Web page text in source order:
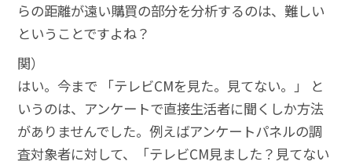
らの距離が遠い購買の部分を分析するのは、難しい
ということですよね？
関）
はい。今まで 「テレビCMを見た。見てない。」 と
いうのは、アンケートで直接生活者に聞くしか方法
がありませんでした。例えばアンケートパネルの調
査対象者に対して、「テレビCM見ました？見てない